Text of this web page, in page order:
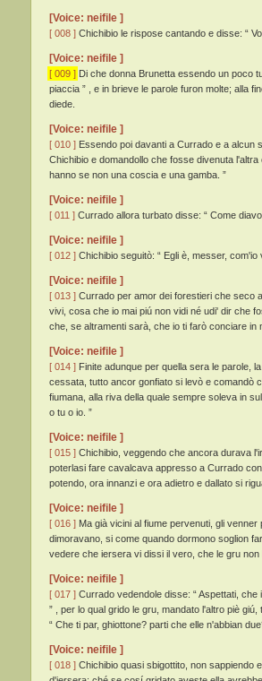
[Voice: neifile ]
[ 008 ] Chichibio le rispose cantando e disse: “
[Voice: neifile ]
[ 009 ] Di che donna Brunetta essendo un poco
piaccia ” , e in brieve le parole furon molte; alla
diede.
[Voice: neifile ]
[ 010 ] Essendo poi davanti a Currado e a
Chichibio e domandollo che fosse divenuta
hanno se non una coscia e una gamba. ”
[Voice: neifile ]
[ 011 ] Currado allora turbato disse: “ Come
[Voice: neifile ]
[ 012 ] Chichibio seguitò: “ Egli è, messer,
[Voice: neifile ]
[ 013 ] Currado per amor dei forestieri che seco
vivi, cosa che io mai piú non vidi né udi' dir che
che, se altramenti sarà, che io ti farò conciare in
[Voice: neifile ]
[ 014 ] Finite adunque per quella sera le parole,
cessata, tutto ancor gonfiato si levò e comandò
fiumana, alla riva della quale sempre soleva in
o tu o io. ”
[Voice: neifile ]
[ 015 ] Chichibio, veggendo che ancora durava
poterlasi fare cavalcava appresso a Currado
potendo, ora innanzi e ora adietro e dallato si
[Voice: neifile ]
[ 016 ] Ma già vicini al fiume pervenuti, gli
dimoravano, si come quando dormono soglion
vedere che iersera vi dissi il vero, che le gru
[Voice: neifile ]
[ 017 ] Currado vedendole disse: “ Aspettati, che
” , per lo qual grido le gru, mandato l'altro piè
“ Che ti par, ghiottone? parti che elle n'abbian
[Voice: neifile ]
[ 018 ] Chichibio quasi sbigottito, non sappiendo